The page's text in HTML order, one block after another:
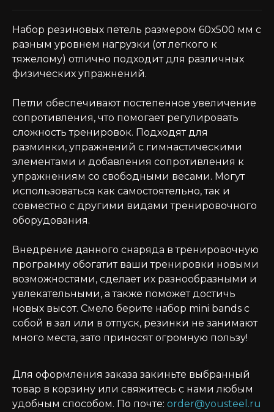
Набор резиновых петель размером 60х500 мм с
разным уровнем нагрузки (от легкого к
тяжелому) отлично подходит для различных
физических упражнений.
Петли обеспечивают постепенное увеличение
сопротивления, что помогает регулировать
сложность тренировок. Подходят для
разминки, упражнений с гимнастическими
элементами и добавления сопротивления к
упражнениям со свободными весами. Могут
использоваться как самостоятельно, так и
совместно с другими видами тренировочного
оборудования.
Внедрение данного снаряда в тренировочную
программу обогатит ваши тренировки новыми
возможностями, сделает их разнообразными и
увлекательными, а также поможет достичь
новых высот. Смело берите набор mini bands с
собой в зал или в отпуск, резинки не занимают
много места, зато приносят огромную пользу!
Для оформления заказа закиньте выбранный
товар в корзину или свяжитесь с нами любым
удобным способом. По почте: order@yousteel.ru